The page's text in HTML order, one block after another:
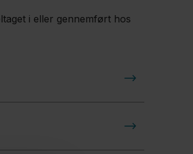
i eller gennemført hos